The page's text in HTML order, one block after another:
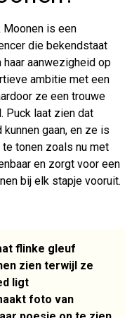
Moonen is een
die bekendstaat
aanwezigheid op
ambitie met een
ze een trouwe
Puck laat zien dat
gaan, en ze is
tonen zoals nu met
en zorgt voor een
bij elk stapje vooruit.
flinke gleuf
zien terwijl ze
ligt
foto van